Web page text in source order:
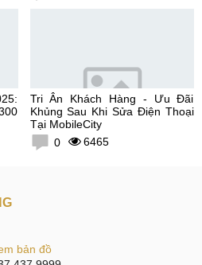
Tri Ân Khách Hàng - Ưu Đãi
Khủng Sau Khi Sửa Điện Thoại
Tại MobileCity
0
6465
bản đồ